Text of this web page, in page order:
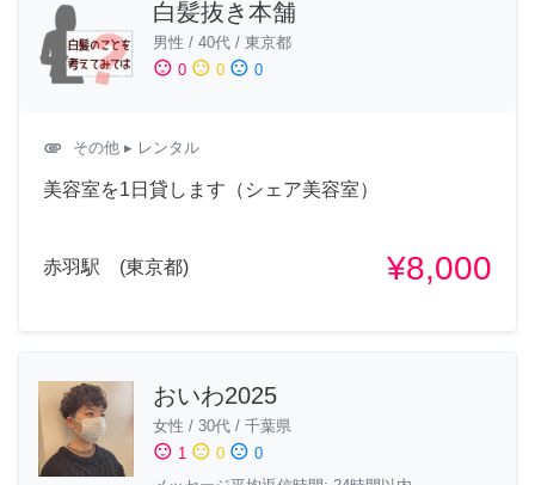
白髪抜き本舗
男性 / 40代 / 東京都
sentiment_satisfied 0 sentiment_neutral 0 sentiment_dissatisfied 0
attachment その他 ▸ レンタル
美容室を1日貸します（シェア美容室）
赤羽駅 (東京都) ¥8,000
おいわ2025
女性 / 30代 / 千葉県
sentiment_satisfied 1 sentiment_neutral 0 sentiment_dissatisfied 0